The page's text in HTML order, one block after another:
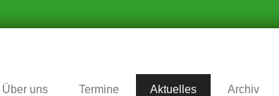
Über uns Termine Aktuelles Archiv